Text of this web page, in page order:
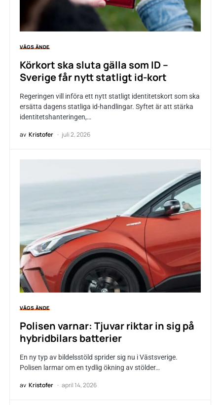
VÄGS ÄNDE
Körkort ska sluta gälla som ID –
Sverige får nytt statligt id-kort
Regeringen vill införa ett nytt statligt identitetskort som ska
ersätta dagens statliga id-handlingar. Syftet är att stärka
identitetshanteringen,…
av Kristofer juli 2, 2026
VÄGS ÄNDE
Polisen varnar: Tjuvar riktar in sig på
hybridbilars batterier
En ny typ av bildelsstöld sprider sig nu i Västsverige.
Polisen larmar om en tydlig ökning av stölder…
av Kristofer april 14, 2026